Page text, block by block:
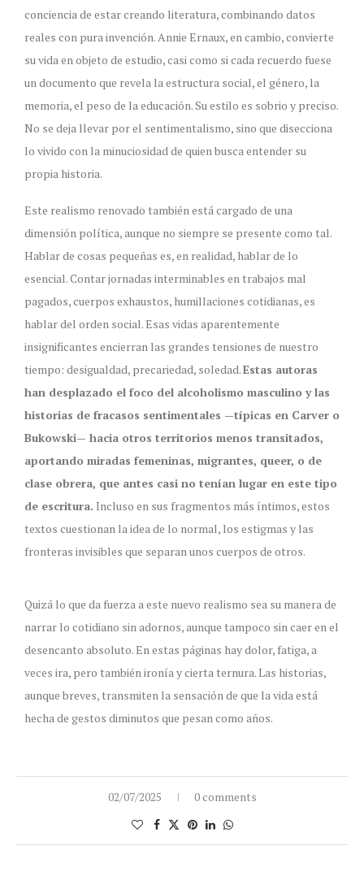
conciencia de estar creando literatura, combinando datos
reales con pura invención. Annie Ernaux, en cambio, convierte
su vida en objeto de estudio, casi como si cada recuerdo fuese
un documento que revela la estructura social, el género, la
memoria, el peso de la educación. Su estilo es sobrio y preciso.
No se deja llevar por el sentimentalismo, sino que disecciona
lo vivido con la minuciosidad de quien busca entender su
propia historia.
Este realismo renovado también está cargado de una
dimensión política, aunque no siempre se presente como tal.
Hablar de cosas pequeñas es, en realidad, hablar de lo
esencial. Contar jornadas interminables en trabajos mal
pagados, cuerpos exhaustos, humillaciones cotidianas, es
hablar del orden social. Esas vidas aparentemente
insignificantes encierran las grandes tensiones de nuestro
tiempo: desigualdad, precariedad, soledad.Estas autoras
han desplazado el foco del alcoholismo masculino y las
historias de fracasos sentimentales —típicas en Carver o
Bukowski— hacia otros territorios menos transitados,
aportando miradas femeninas, migrantes, queer, o de
clase obrera, que antes casi no tenían lugar en este tipo
de escritura. Incluso en sus fragmentos más íntimos, estos
textos cuestionan la idea de lo normal, los estigmas y las
fronteras invisibles que separan unos cuerpos de otros.
Quizá lo que da fuerza a este nuevo realismo sea su manera de
narrar lo cotidiano sin adornos, aunque tampoco sin caer en el
desencanto absoluto. En estas páginas hay dolor, fatiga, a
veces ira, pero también ironía y cierta ternura. Las historias,
aunque breves, transmiten la sensación de que la vida está
hecha de gestos diminutos que pesan como años.
02/07/2025 0 comments